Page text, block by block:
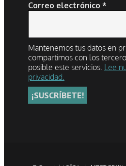
Correo electrónico *
Mantenemos tus datos en
compartimos con los
posible este servicios. Lee
privacidad.